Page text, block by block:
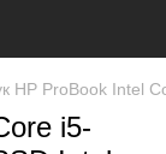
HP ProBook Intel
i5-